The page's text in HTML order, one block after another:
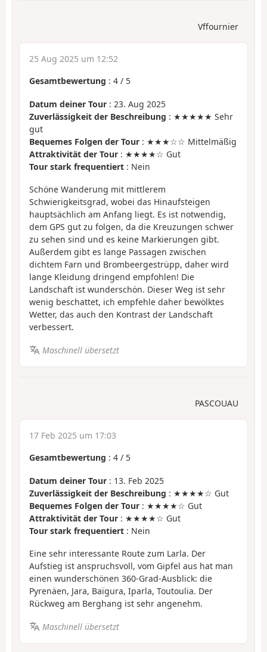
Vffournier
25 Aug 2025 um 12:52
Gesamtbewertung : 4 / 5
Datum deiner Tour : 23. Aug 2025
Zuverlässigkeit der Beschreibung : ★★★★★ Sehr
gut
Bequemes Folgen der Tour : ★★★☆☆ Mittelmäßig
Attraktivität der Tour : ★★★★☆ Gut
Tour stark frequentiert : Nein
Schöne Wanderung mit mittlerem
Schwierigkeitsgrad, wobei das Hinaufsteigen
hauptsächlich am Anfang liegt. Es ist notwendig,
dem GPS gut zu folgen, da die Kreuzungen schwer
zu sehen sind und es keine Markierungen gibt.
Außerdem gibt es lange Passagen zwischen
dichtem Farn und Brombeergestrüpp, daher wird
lange Kleidung dringend empfohlen! Die
Landschaft ist wunderschön. Dieser Weg ist sehr
wenig beschattet, ich empfehle daher bewölktes
Wetter, das auch den Kontrast der Landschaft
verbessert.
Maschinell übersetzt
PASCOUAU
17 Feb 2025 um 17:03
Gesamtbewertung : 4 / 5
Datum deiner Tour : 13. Feb 2025
Zuverlässigkeit der Beschreibung : ★★★★☆ Gut
Bequemes Folgen der Tour : ★★★★☆ Gut
Attraktivität der Tour : ★★★★☆ Gut
Tour stark frequentiert : Nein
Eine sehr interessante Route zum Larla. Der
Aufstieg ist anspruchsvoll, vom Gipfel aus hat man
einen wunderschönen 360-Grad-Ausblick: die
Pyrenäen, Jara, Baïgura, Iparla, Toutoulia. Der
Rückweg am Berghang ist sehr angenehm.
Maschinell übersetzt